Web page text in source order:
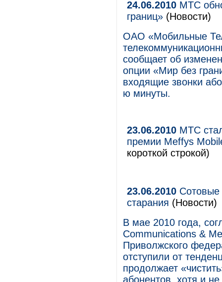
24.06.2010 МТС
границ» (Новости)
ОАО «Мобильные
сообщает об
опции «Мир без
входящие звонки
ю минуты.
23.06.2010 МТС
премии Meffys
короткой строкой)
23.06.2010 Сотовые
старания (Новости)
В мае 2010 года,
Communications &
Приволжского
отступили от
продолжает
абонентов, хотя и